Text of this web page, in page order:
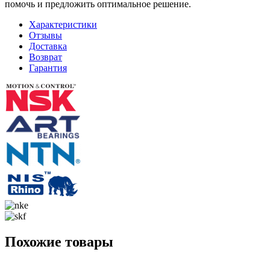
помочь и предложить оптимальное решение.
Характеристики
Отзывы
Доставка
Возврат
Гарантия
Похожие товары